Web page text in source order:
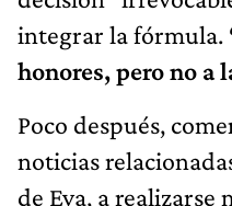
integrar la fórmula.
honores, pero no a
Poco después,
noticias
de Eva, a realizarse